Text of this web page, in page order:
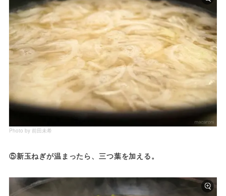
Photo by 前田未希
⑤新玉ねぎが温まったら、三つ葉を加える。